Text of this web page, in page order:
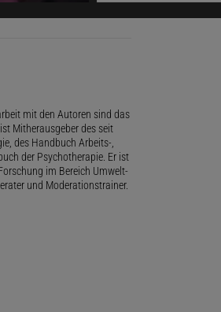
mit den Autoren sind das
Mitherausgeber des seit
des Handbuch Arbeits-,
der Psychotherapie. Er ist
im Bereich Umwelt-
und Moderationstrainer.